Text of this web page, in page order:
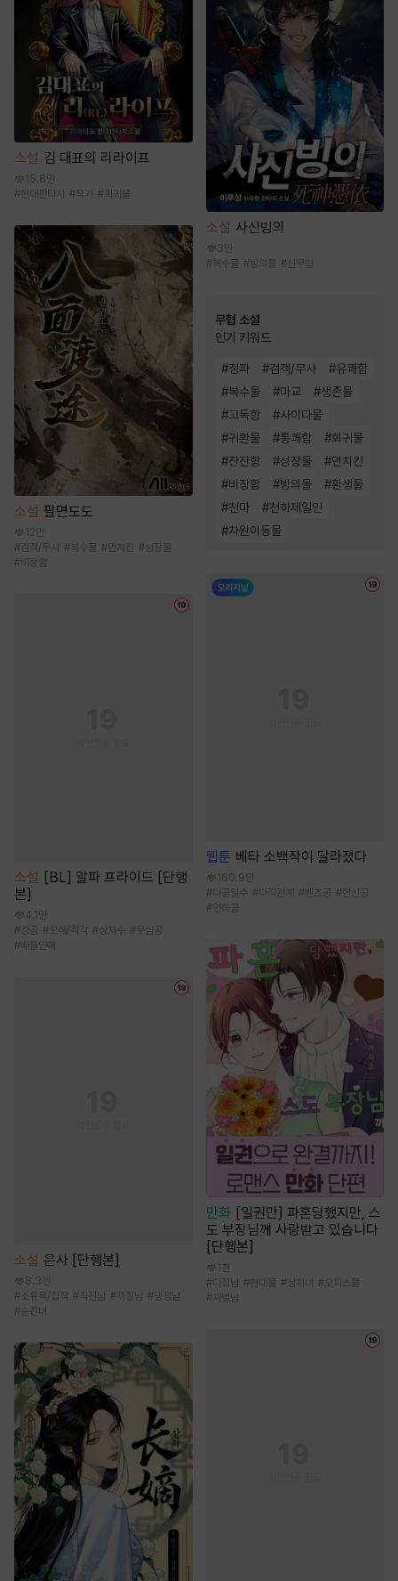
소설 김 대표의 리라이프
15.8만
#현대판타지 #작가 #회귀물
소설 팔면도도
12만
#검객/무사 #복수물 #먼치킨 #성장물
#비장함
소설 [BL] 알파 프라이드 [단행
본]
4.1만
#강공 #오해/착각 #상처수 #무심공
#배틀연애
소설 은사 [단행본]
8.3천
#소유욕/집착 #직진남 #까칠남 #냉정남
#순진녀
소설 사신빙의
3만
#복수물 #빙의물 #신무협
무협 소설
인기 키워드
#정파 #검객/무사 #유쾌함
#복수물 #마교 #생존물
#고독함 #사이다물
#귀환물 #통쾌함 #회귀물
#잔잔함 #성장물 #먼치킨
#비장함 #빙의물 #환생물
#천마 #천하제일인
#차원이동물
웹툰 베타 소백작이 달라졌다
160.9만
#다공일수 #다각관계 #벤츠공 #헌신공
#연하공
만화 [일권만] 파혼당했지만, 스
도 부장님께 사랑받고 있습니다
[단행본]
1천
#다정남 #현대물 #상처녀 #오피스물
#재벌남